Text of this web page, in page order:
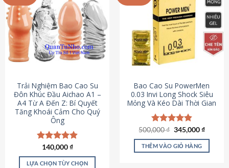
Trải Nghiệm Bao Cao Su
Đôn Khúc Đầu Aichao A1 –
A4 Từ A Đến Z: Bí Quyết
Tăng Khoái Cảm Cho Quý
Ông
Được xếp
hạng4.88
5 sao
140,000₫
LỰA CHỌN TÙY CHỌN
Bao Cao Su PowerMen
0.03 Invi Long Shock Siêu
Mỏng Và Kéo Dài Thời Gian
Được xếp
hạng4.85
5 sao
500,000₫ Giá
là:
500,000 ₫.
345,000₫Giá
tại
THÊM VÀO GIỎ HÀNG